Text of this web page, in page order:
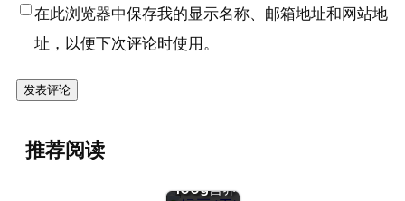
在此浏览器中保存我的显示名称、邮箱地址和网站地
址，以便下次评论时使用。
推荐阅读
100g营养
『蛋（鹌鹑